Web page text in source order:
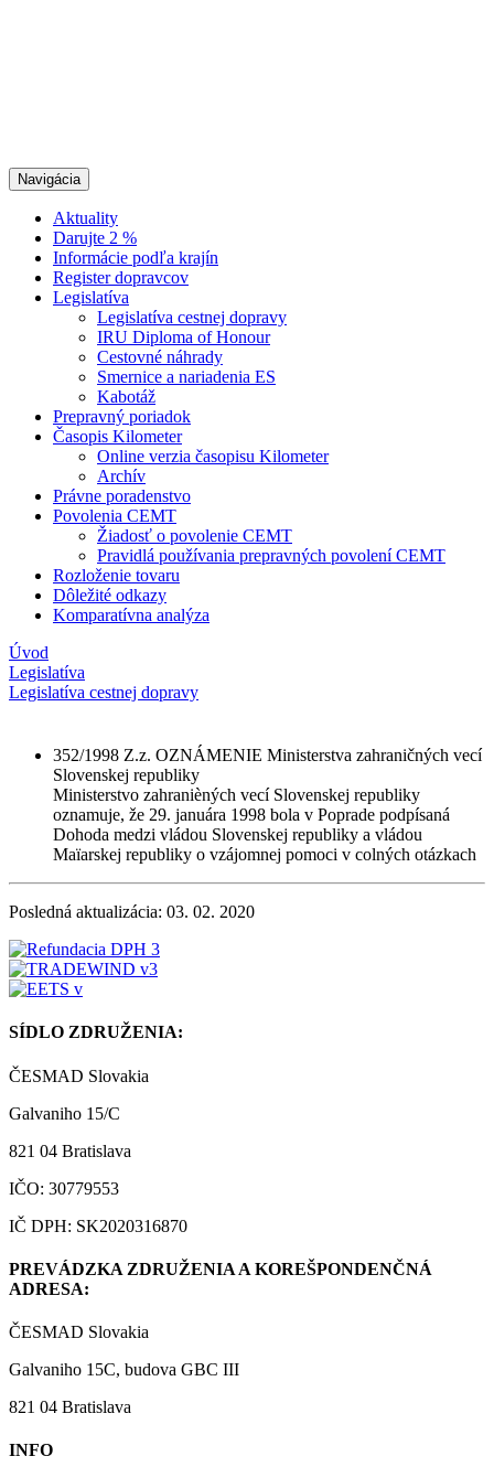
Navigácia
Aktuality
Darujte 2 %
Informácie podľa krajín
Register dopravcov
Legislatíva
Legislatíva cestnej dopravy
IRU Diploma of Honour
Cestovné náhrady
Smernice a nariadenia ES
Kabotáž
Prepravný poriadok
Časopis Kilometer
Online verzia časopisu Kilometer
Archív
Právne poradenstvo
Povolenia CEMT
Žiadosť o povolenie CEMT
Pravidlá používania prepravných povolení CEMT
Rozloženie tovaru
Dôležité odkazy
Komparatívna analýza
Úvod
Legislatíva
Legislatíva cestnej dopravy
352/1998 Z.z. OZNÁMENIE Ministerstva zahraničných vecí
Slovenskej republiky
Ministerstvo zahranièných vecí Slovenskej republiky
oznamuje, že 29. januára 1998 bola v Poprade podpísaná
Dohoda medzi vládou Slovenskej republiky a vládou
Maïarskej republiky o vzájomnej pomoci v colných otázkach
Posledná aktualizácia: 03. 02. 2020
SÍDLO ZDRUŽENIA:
ČESMAD Slovakia
Galvaniho 15/C
821 04 Bratislava
IČO: 30779553
IČ DPH: SK2020316870
PREVÁDZKA ZDRUŽENIA A KOREŠPONDENČNÁ
ADRESA:
ČESMAD Slovakia
Galvaniho 15C, budova GBC III
821 04 Bratislava
INFO